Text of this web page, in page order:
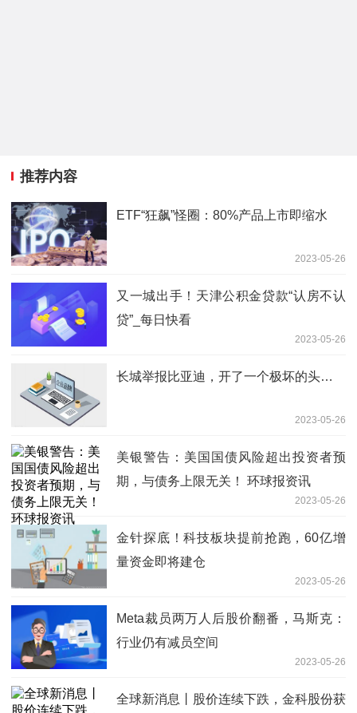
推荐内容
ETF“狂飙”怪圈：80%产品上市即缩水
2023-05-26
又一城出手！天津公积金贷款“认房不认
贷”_每日快看
2023-05-26
长城举报比亚迪，开了一个极坏的头…
2023-05-26
美银警告：美国国债风险超出投资者预
期，与债务上限无关！ 环球报资讯
2023-05-26
金针探底！科技板块提前抢跑，60亿增
量资金即将建仓
2023-05-26
Meta裁员两万人后股价翻番，马斯克：
行业仍有减员空间
2023-05-26
全球新消息丨股价连续下跌，金科股份获